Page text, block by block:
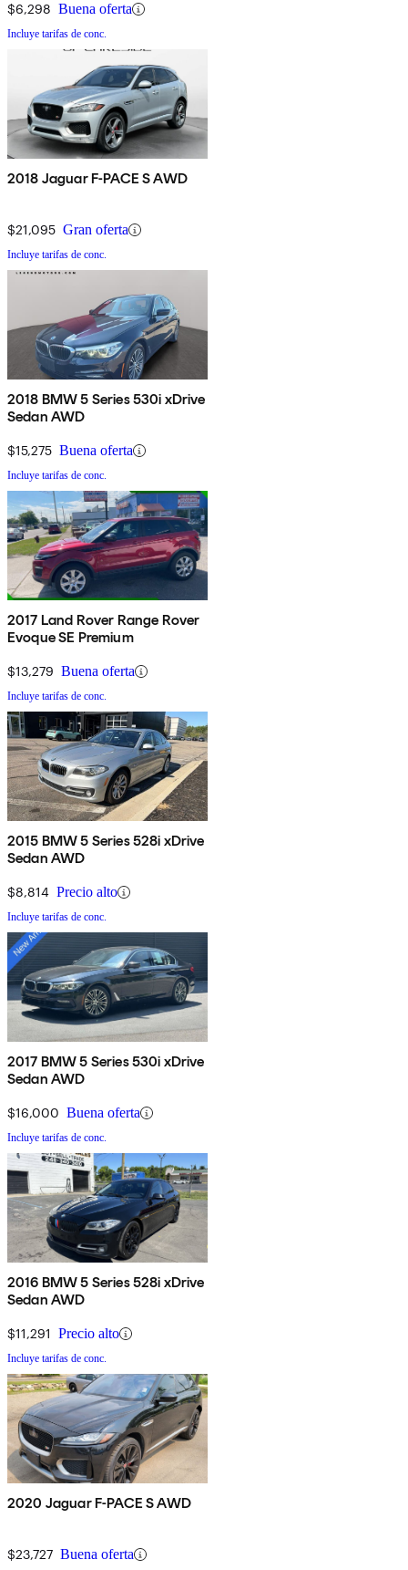
$6,298 Buena oferta
Incluye tarifas de conc.
2018 Jaguar F-PACE S AWD
$21,095 Gran oferta
Incluye tarifas de conc.
2018 BMW 5 Series 530i xDrive
Sedan AWD
$15,275 Buena oferta
Incluye tarifas de conc.
2017 Land Rover Range Rover
Evoque SE Premium
$13,279 Buena oferta
Incluye tarifas de conc.
2015 BMW 5 Series 528i xDrive
Sedan AWD
$8,814 Precio alto
Incluye tarifas de conc.
2017 BMW 5 Series 530i xDrive
Sedan AWD
$16,000 Buena oferta
Incluye tarifas de conc.
2016 BMW 5 Series 528i xDrive
Sedan AWD
$11,291 Precio alto
Incluye tarifas de conc.
2020 Jaguar F-PACE S AWD
$23,727 Buena oferta